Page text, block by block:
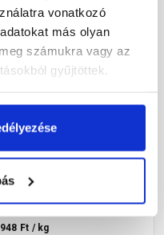
vonatkozó
más olyan
számukra vagy az
gyűjtöttek.
Mapei Keracolor GG
fugázó 110 manhattan 5 kg
948 Ft / kg